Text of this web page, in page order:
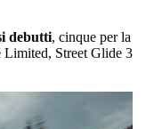
debutti, cinque per la
Limited, Street Glide 3